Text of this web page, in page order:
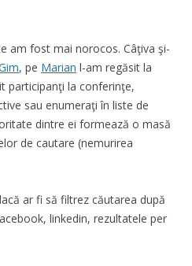
am fost mai norocos. Câţiva şi-
, pe Marian l-am regăsit la
participanţi la conferinţe,
sau enumeraţi în liste de
dintre ei formează o masă
de cautare (nemurirea
ar fi să filtrez căutarea după
linkedin, rezultatele per